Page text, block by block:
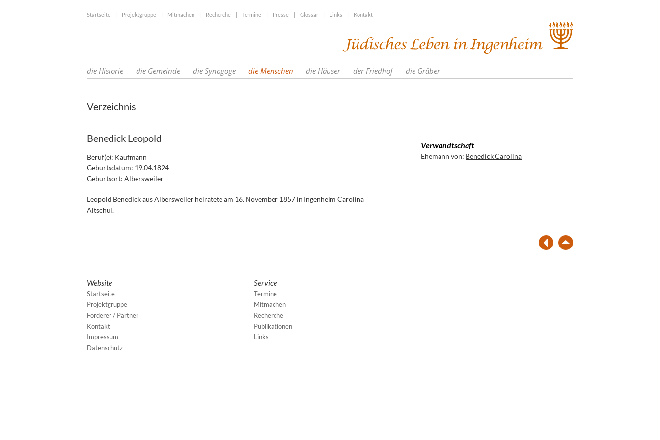
Startseite | Projektgruppe | Mitmachen | Recherche | Termine | Presse | Glossar | Links | Kontakt
die Historie die Gemeinde die Synagoge die Menschen die Häuser der Friedhof die Gräber
Verzeichnis
Benedick Leopold
Beruf(e): Kaufmann
Geburtsdatum: 19.04.1824
Geburtsort: Albersweiler
Leopold Benedick aus Albersweiler heiratete am 16. November 1857 in Ingenheim Carolina
Altschul.
Verwandtschaft
Ehemann von: Benedick Carolina
Website
Startseite
Projektgruppe
Förderer / Partner
Kontakt
Impressum
Datenschutz
Service
Termine
Mitmachen
Recherche
Publikationen
Links